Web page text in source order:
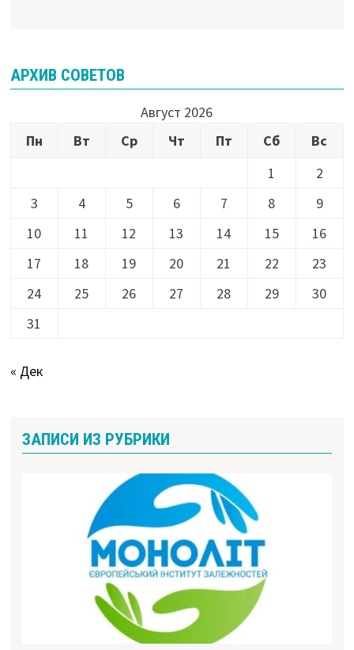
АРХИВ СОВЕТОВ
Август 2026
Пн
Вт Ср Чт Пт Сб
Вс
1
2
3
4 5 6 7 8
9
10
11 12 13 14 15
16
17
18 19 20 21 22
23
24
25 26 27 28 29
30
31
« Дек
ЗАПИСИ ИЗ РУБРИКИ